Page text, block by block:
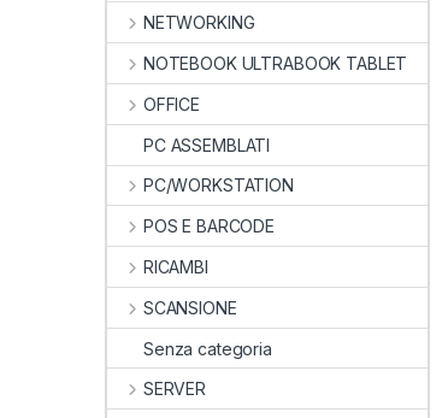
NETWORKING
NOTEBOOK ULTRABOOK TABLET
OFFICE
PC ASSEMBLATI
PC/WORKSTATION
POS E BARCODE
RICAMBI
SCANSIONE
Senza categoria
SERVER